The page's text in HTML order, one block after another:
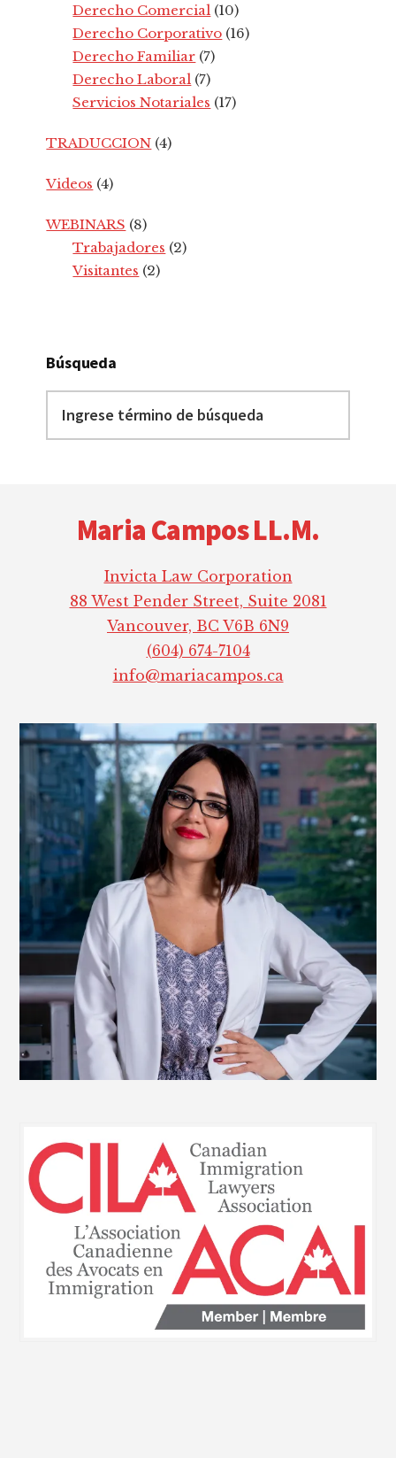
Derecho Comercial (10)
Derecho Corporativo (16)
Derecho Familiar (7)
Derecho Laboral (7)
Servicios Notariales (17)
TRADUCCION (4)
Videos (4)
WEBINARS (8)
Trabajadores (2)
Visitantes (2)
Búsqueda
término
Maria Campos LL.M.
Invicta Law Corporation
88 West Pender Street, Suite 2081
Vancouver, BC V6B 6N9
(604) 674-7104
info@mariacampos.ca